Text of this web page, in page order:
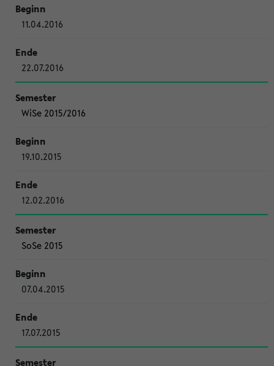
11.04.2016
22.07.2016
WiSe 2015/2016
19.10.2015
12.02.2016
SoSe 2015
07.04.2015
17.07.2015